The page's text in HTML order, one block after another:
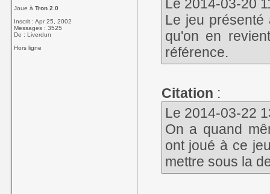
Joue àTron 2.0
Inscrit : Apr 25, 2002
Messages : 3525
De : Liverdun
Hors ligne
Le 2014-03-20
Le jeu présenté
qu'on en
référence.
Citation :
Le 2014-03-22
On a quand
ont joué à ce
mettre sous la